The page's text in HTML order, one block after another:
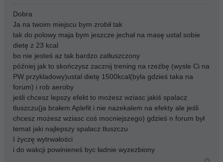
Dobra
Ja na twoim miejscu bym zrobił tak
tak do polowy maja bym jeszcze jechał na masę ustal sobie
dietę z 23 kcal
bo nie jesteś az tak bardzo zatłuszczony
później jak to skończysz zacznij trening na rzeźbę (wysle Ci na
PW przykladowy)ustal dietę 1500kcal(byla gdzieś taka na
forum) i rob aeroby
jeśli chcesz lepszy efekt to możesz wziasc jakiś spalacz
tluszczu(ja brałem Aplefit i nie nazekalem na efekty ale jeśli
chcesz możesz wziasc coś mocniejszego) gdzieś n forum był
temat jaki najlepszy spalacz tluszczu
I życzę wytrwałości
i do wakcji powinieneś byc ładnie wyzezbiony